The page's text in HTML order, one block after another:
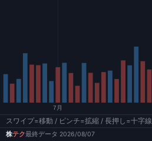
スワイプ=移動 / ピンチ=拡縮 / 長押し=十字線
株テク最終データ 2026/08/07